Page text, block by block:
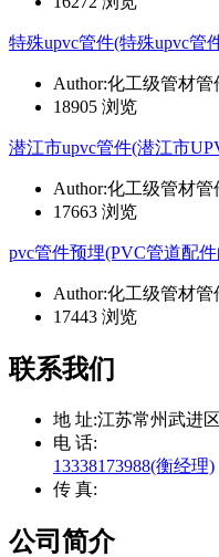
特殊upvc管件(特殊upvc管
Author:化工级管材管
18905 浏览
潜江市upvc管件(潜江市
Author:化工级管材管
17663 浏览
pvc管件预埋(PVC管道配件
Author:化工级管材管
17443 浏览
联系我们
地 址:江苏常州武进
电 话:
13338173988(衡经理)
传 真:
公司简介